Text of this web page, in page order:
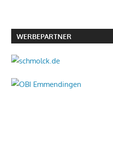
WERBEPARTNER